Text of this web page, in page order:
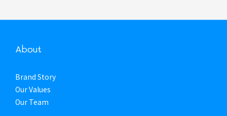
About
Brand Story
Our Values
Our Team